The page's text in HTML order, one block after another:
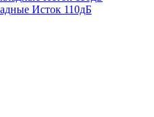
Исток 110дБ